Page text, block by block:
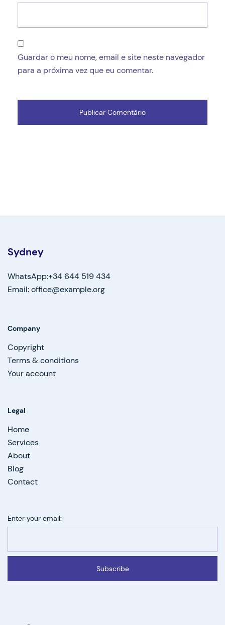
Guardar o meu nome, email e site neste navegador
para a próxima vez que eu comentar.
Sydney
WhatsApp:+34 644 519 434
Email: office@example.org
Company
Copyright
Terms & conditions
Your account
Legal
Home
Services
About
Blog
Contact
Enter your email:
Subscribe